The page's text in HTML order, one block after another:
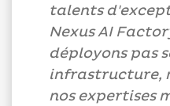
talents
Nexus AI
déployons pas
infrastructure,
nos expertises